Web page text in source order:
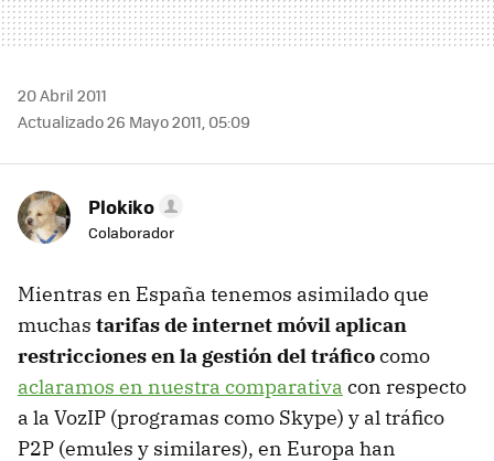
20 Abril 2011
Actualizado 26 Mayo 2011, 05:09
Plokiko
Colaborador
Mientras en España tenemos asimilado que
muchas tarifas de internet móvil aplican
restricciones en la gestión del tráficocomo
aclaramos en nuestra comparativa con respecto
a la VozIP (programas como Skype) y al tráfico
P2P (emules y similares), en Europa han